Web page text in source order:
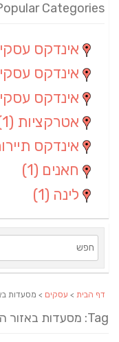
Popular Categories
אינדקס עסקים
אינדקס עסקים
אינדקס עסקים
אטרקציות (1)
אינדקס תיירות
חאנים(1)
לינה(1)
דף הבית>עסקים> מסעדות
Tag: מסעדות באזור הדרום